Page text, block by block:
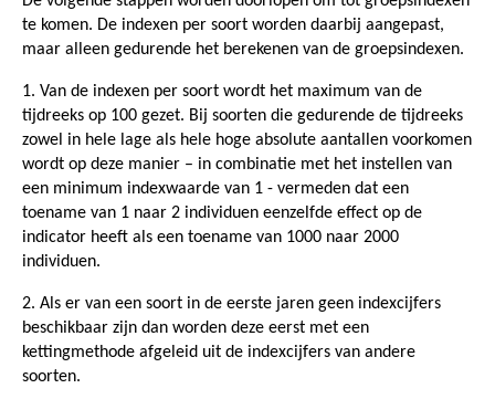
te komen. De indexen per soort worden daarbij aangepast,
maar alleen gedurende het berekenen van de groepsindexen.
1. Van de indexen per soort wordt het maximum van de
tijdreeks op 100 gezet. Bij soorten die gedurende de tijdreeks
zowel in hele lage als hele hoge absolute aantallen voorkomen
wordt op deze manier – in combinatie met het instellen van
een minimum indexwaarde van 1 - vermeden dat een
toename van 1 naar 2 individuen eenzelfde effect op de
indicator heeft als een toename van 1000 naar 2000
individuen.
2. Als er van een soort in de eerste jaren geen indexcijfers
beschikbaar zijn dan worden deze eerst met een
kettingmethode afgeleid uit de indexcijfers van andere
soorten.